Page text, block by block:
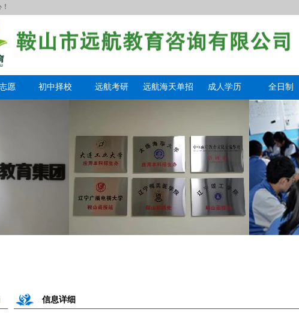
愿 初中择校 远航考研 远航海天单招 成人学历 全日制
信息详细